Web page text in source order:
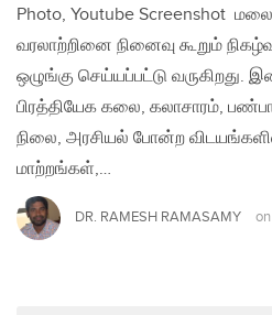
Photo, Youtube Screenshot
வரலாற்றினை நினைவு கூறும்
ஒழுங்கு செய்யப்பட்டு
பிரத்தியேக கலை, கலாசாரம்,
நிலை, அரசியல் போன்ற
மாற்றங்கள்,…
DR. RAMESH RAMASAMY on